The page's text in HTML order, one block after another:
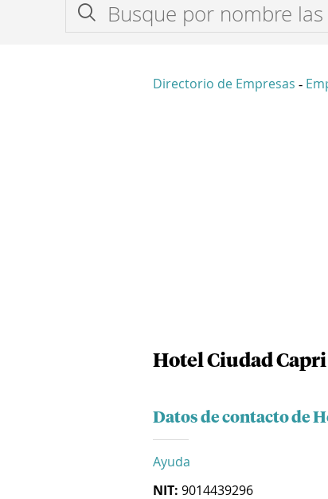
Directorio de Empresas -
Hotel Ciudad Capri
Datos de contacto de
Ayuda
NIT: 9014439296